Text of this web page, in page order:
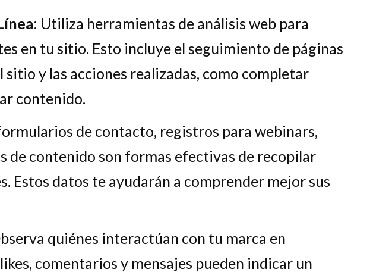
: Utiliza herramientas de análisis web para
en tu sitio. Esto incluye el seguimiento de páginas
y las acciones realizadas, como completar
contenido.
de contacto, registros para webinars,
de contenido son formas efectivas de recopilar
Estos datos te ayudarán a comprender mejor sus
quiénes interactúan con tu marca en
comentarios y mensajes pueden indicar un